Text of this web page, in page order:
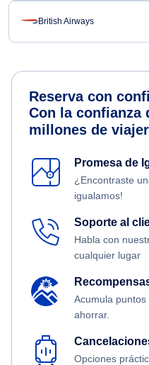
British Airways
Reserva con
Con la confianza
millones de
Promesa de
¿Encontraste
igualamos!
Soporte al
Habla con
cualquier lugar
Acumula
ahorrar.
Opciones